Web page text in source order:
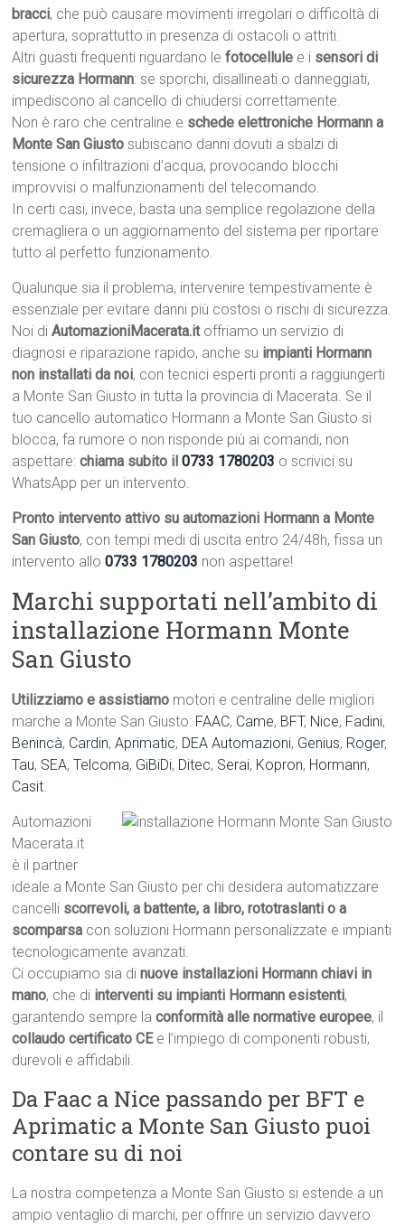
bracci, che può causare movimenti irregolari o difficoltà di
apertura, soprattutto in presenza di ostacoli o attriti.
Altri guasti frequenti riguardano lefotocellule e i sensori di
sicurezza Hormann: se sporchi, disallineati o danneggiati,
impediscono al cancello di chiudersi correttamente.
Non è raro che centraline e schede elettroniche Hormann a
Monte San Giusto subiscano danni dovuti a sbalzi di
tensione o infiltrazioni d’acqua, provocando blocchi
improvvisi o malfunzionamenti del telecomando.
In certi casi, invece, basta una semplice regolazione della
cremagliera o un aggiornamento del sistema per riportare
tutto al perfetto funzionamento.
Qualunque sia il problema, intervenire tempestivamente è
essenziale per evitare danni più costosi o rischi di sicurezza.
Noi diAutomazioniMacerata.itoffriamo un servizio di
diagnosi e riparazione rapido, anche su impianti Hormann
non installati da noi, con tecnici esperti pronti a raggiungerti
a Monte San Giusto in tutta la provincia di Macerata. Se il
tuo cancello automatico Hormann a Monte San Giusto si
blocca, fa rumore o non risponde più ai comandi, non
aspettare:chiama subito il0733 1780203 o scrivici su
WhatsApp per un intervento.
Pronto intervento attivo su automazioni Hormann a Monte
San Giusto, con tempi medi di uscita entro 24/48h, fissa un
intervento allo0733 1780203 non aspettare!
Marchi supportati nell’ambito di
installazione Hormann Monte
San Giusto
Utilizziamo e assistiamo motori e centraline delle migliori
marche a Monte San Giusto: FAAC, Came, BFT, Nice, Fadini,
Benincà, Cardin,Aprimatic, DEA Automazioni, Genius, Roger,
Tau, SEA,Telcoma, GiBiDi, Ditec, Serai, Kopron, Hormann,
Casit.
Automazioni
Macerata.it
è il partner
ideale a Monte San Giusto per chi desidera automatizzare
cancelli scorrevoli, a battente, a libro, rototraslanti o a
scomparsa con soluzioni Hormann personalizzate e impianti
tecnologicamente avanzati.
Ci occupiamo sia dinuove installazioni Hormann chiavi in
mano, che di interventi su impianti Hormann esistenti,
garantendo sempre laconformità alle normative europee, il
collaudo certificato CEe l’impiego di componenti robusti,
durevoli e affidabili.
Da Faac a Nice passando per BFT e
Aprimatic a Monte San Giusto puoi
contare su di noi
La nostra competenza a Monte San Giusto si estende a un
ampio ventaglio di marchi, per offrire un servizio davvero